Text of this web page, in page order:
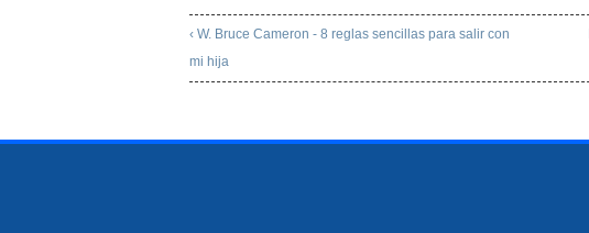
‹ W. Bruce Cameron - 8 reglas sencillas para salir con
mi hija